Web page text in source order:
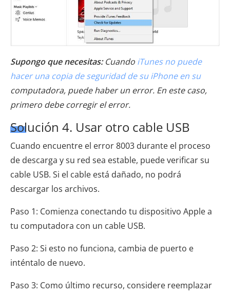
Supongo que necesitas:Cuando iTunes no puede
hacer una copia de seguridad de su iPhone en su
computadora, puede haber un error. En este caso,
primero debe corregir el error.
Solución 4. Usar otro cable USB
Cuando encuentre el error 8003 durante el proceso
de descarga y su red sea estable, puede verificar su
cable USB. Si el cable está dañado, no podrá
descargar los archivos.
Paso 1: Comienza conectando tu dispositivo Apple a
tu computadora con un cable USB.
Paso 2: Si esto no funciona, cambia de puerto e
inténtalo de nuevo.
Paso 3: Como último recurso, considere reemplazar